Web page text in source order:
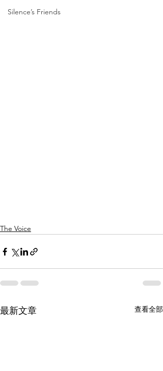
Silence’s Friends
The Voice
最新文章 查看全部